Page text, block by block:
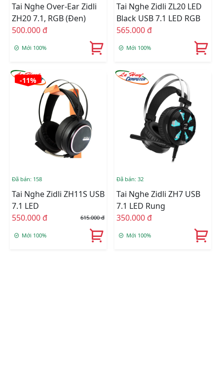
Tai Nghe Over-Ear Zidli
ZH20 7.1, RGB (Đen)
500.000 đ
Mới 100%
Tai Nghe Zidli ZL20 LED
Black USB 7.1 LED RGB
565.000 đ
Mới 100%
-11%
Đã bán: 158
Tai Nghe Zidli ZH11S USB
7.1 LED
550.000 đ
615.000 đ
Mới 100%
Đã bán: 32
Tai Nghe Zidli ZH7 USB
7.1 LED Rung
350.000 đ
Mới 100%